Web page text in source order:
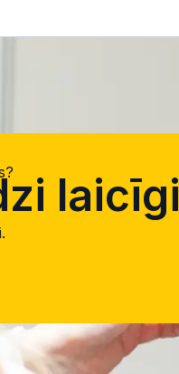
laicīgi